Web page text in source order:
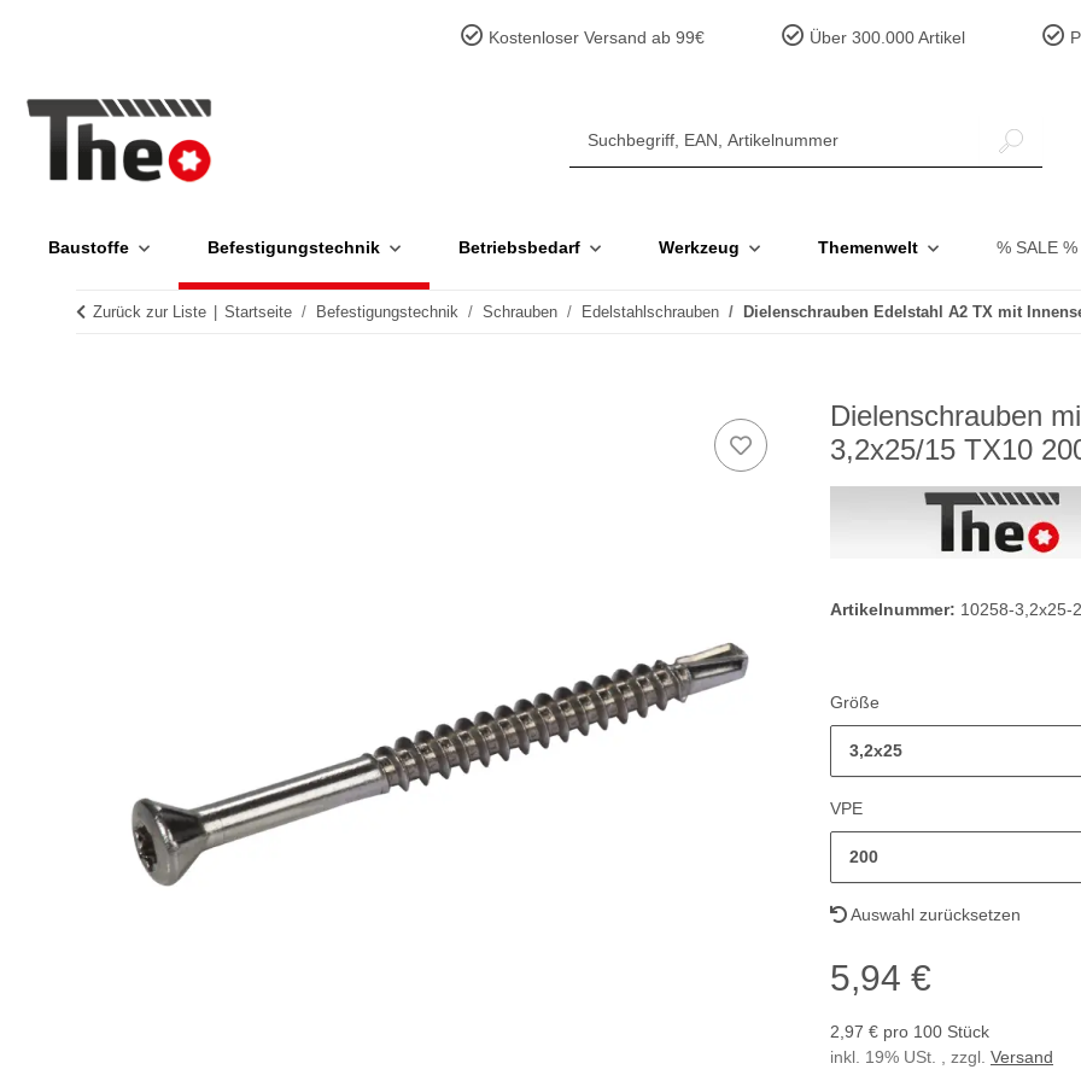
Kostenloser Versand ab 99€ Über 300.000 Artikel
Baustoffe Befestigungstechnik Betriebsbedarf Werkzeug Themenwelt % SALE %
Zurück zur Liste Startseite Befestigungstechnik Schrauben Edelstahlschrauben Dielenschrauben Edelstahl A2 TX mit
Dielenschrauben
3,2x25/15 TX10
Artikelnummer: 10258-3,2x25-
Größe
3,2x25
VPE
200
Auswahl zurücksetzen
5,94 €
2,97 € pro 100 Stück
inkl. 19% USt. , zzgl. Versand